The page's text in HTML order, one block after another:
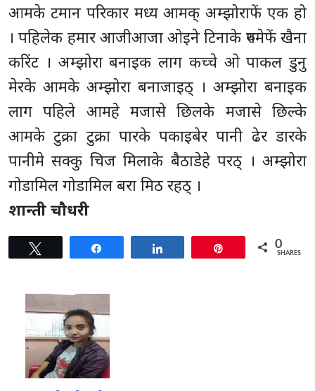
आमके टमान परिकार मध्य आमक् अम्झोराफें एक हो
। पहिलेक हमार आजीआजा ओइने टिनाके रुपमेफें खैना
करिंट । अम्झोरा बनाइक लाग कच्चे ओ पाकल डुनु
मेरके आमके अम्झोरा बनाजाइठ् । अम्झोरा बनाइक
लाग पहिले आमहे मजासे छिलके मजासे छिल्के
आमके टुक्रा टुक्रा पारके पकाइबेर पानी ढेर डारके
पानीमे सक्कु चिज मिलाके बैठाडेहे परठ् । अम्झोरा
गोडामिल गोडामिल बरा मिठ रहठ् ।
शान्ती चौधरी
0
SHARES